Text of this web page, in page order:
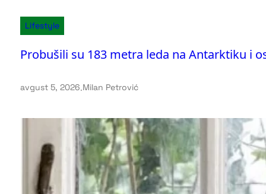
Lifestyle
Probušili su 183 metra leda na Antarktiku i
avgust 5, 2026.Milan Petrović